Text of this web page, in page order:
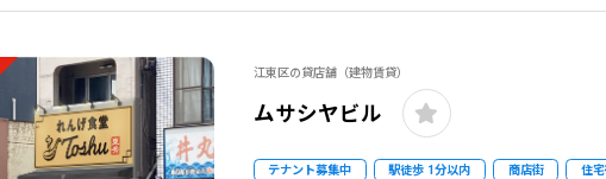
江東区の貸店舗（建物賃貸）
ムサシヤビル
テナント募集中 駅徒歩 1分以内 商店街 住